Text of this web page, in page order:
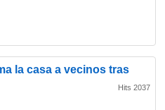
la casa a vecinos tras
Hits 2037